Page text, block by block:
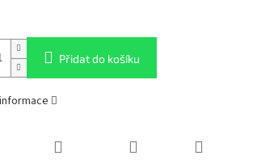
Přidat do košíku